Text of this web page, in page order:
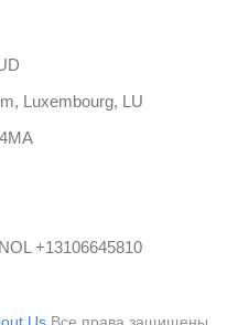
Luxembourg, LU
+13106645810